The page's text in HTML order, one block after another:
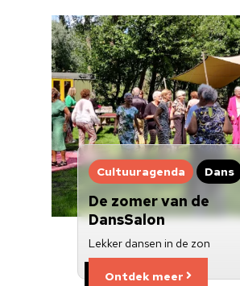
Cultuuragenda Dans
De zomer van de
DansSalon
Lekker dansen in de zon
Ontdek meer